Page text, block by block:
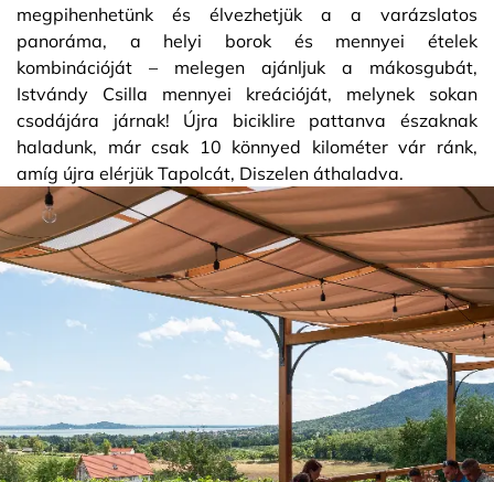
megpihenhetünk és élvezhetjük a a varázslatos
panoráma, a helyi borok és mennyei ételek
kombinációját – melegen ajánljuk a mákosgubát,
Istvándy Csilla mennyei kreációját, melynek sokan
csodájára járnak! Újra biciklire pattanva északnak
haladunk, már csak 10 könnyed kilométer vár ránk,
amíg újra elérjük Tapolcát, Diszelen áthaladva.